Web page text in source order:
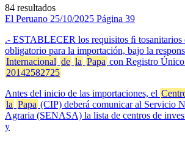
84 resultados
El Peruano 25/10/2025 Página 39
.- ESTABLECER los requisitos ﬁ tosanitarios
obligatorio para la importación, bajo la
Internacional de la Papa con Registro
20142582725
Antes del inicio de las importaciones, el
la Papa (CIP) deberá comunicar al Servicio
Agraria (SENASA) la lista de centros de
y